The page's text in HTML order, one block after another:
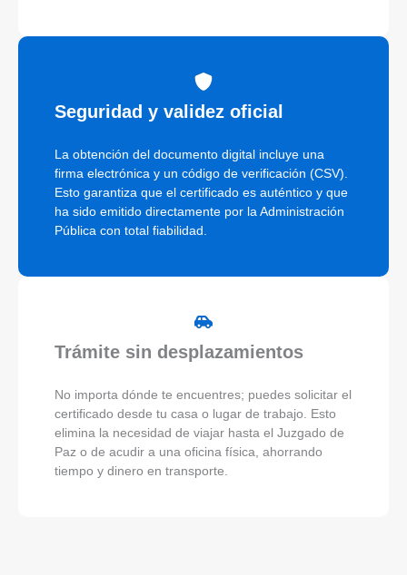
Seguridad y validez oficial
La obtención del documento digital incluye una
firma electrónica y un código de verificación (CSV).
Esto garantiza que el certificado es auténtico y que
ha sido emitido directamente por la Administración
Pública con total fiabilidad.
Trámite sin desplazamientos
No importa dónde te encuentres; puedes solicitar el
certificado desde tu casa o lugar de trabajo. Esto
elimina la necesidad de viajar hasta el Juzgado de
Paz o de acudir a una oficina física, ahorrando
tiempo y dinero en transporte.